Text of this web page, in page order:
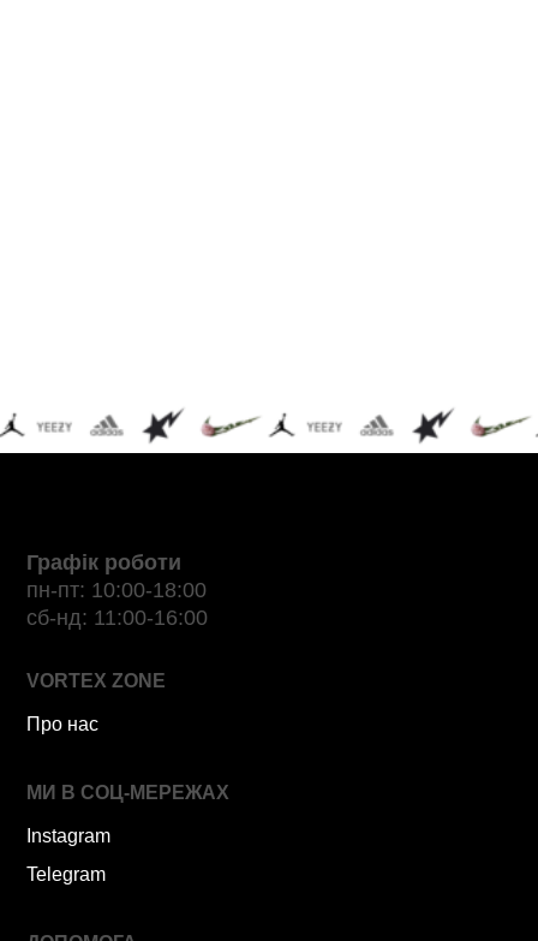
Графік роботи
пн-пт: 10:00-18:00
сб-нд: 11:00-16:00
VORTEX ZONE
Про нас
МИ В СОЦ-МЕРЕЖАХ
Instagram
Telegram